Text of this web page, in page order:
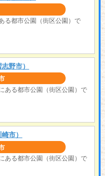
る都市公園（街区公園）で
野市）
ある都市公園（街区公園）で
市）
ある都市公園（街区公園）で